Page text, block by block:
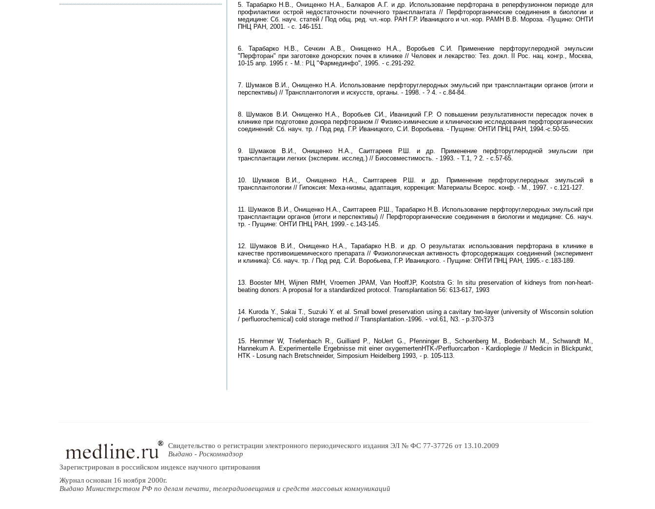
5. Тарабарко Н.В., Онищенко Н.А., Балкаров А.Г. и др. Использование перфторана в реперфузионном периоде для
профилактики острой недостаточности почечного трансплантата // Перфторорганические соединения в биологии и
медицине: Сб. науч. статей / Под общ. ред. чл.-кор. РАН Г.Р. Иваницкого и чл.-кор. РАМН В.В. Мороза. -Пущино: ОНТИ
ПНЦ РАН, 2001. - с. 146-151.
6. Тарабарко Н.В., Сечкин А.В., Онищенко Н.А., Воробьев С.И. Применение перфторуглеродной эмульсии
"Перфторан" при заготовке донорских почек в клинике // Человек и лекарство: Тез. докл. II Рос. нац. конгр., Москва,
10-15 апр. 1995 г. - М.: РЦ "Фармединфо", 1995. - с.291-292.
7. Шумаков В.И., Онищенко Н.А. Использование перфторуглеродных эмульсий при трансплантации органов (итоги и
перспективы) // Трансплантология и искусств, органы. - 1998. - ? 4. - с.84-84.
8. Шумаков В.И. Онищенко Н.А., Воробьев СИ., Иваницкий Г.Р. О повышении результативности пересадок почек в
клинике при подготовке донора перфтораном // Физико-химические и клинические исследования перфторорганических
соединений: Сб. науч. тр. / Под ред. Г.Р. Иваницкого, С.И. Воробьева. - Пущине: ОНТИ ПНЦ РАН, 1994.-с.50-55.
9. Шумаков В.И., Онищенко Н.А., Саитгареев Р.Ш. и др. Применение перфторуглеродной эмульсии при
трансплантации легких (эксперим. исслед.) // Биосовместимость. - 1993. - Т.1, ? 2. - с.57-65.
10. Шумаков В.И., Онищенко Н.А., Саитгареев Р.Ш. и др. Применение перфторуглеродных эмульсий в
трансплантологии // Гипоксия: Меха-низмы, адаптация, коррекция: Материалы Всерос. конф. - М., 1997. - с.121-127.
11. Шумаков В.И., Онищенко Н.А., Саитгареев Р.Ш., Тарабарко Н.В. Использование перфторуглеродных эмульсий при
трансплантации органов (итоги и перспективы) // Перфторорганические соединения в биологии и медицине: Сб. науч.
тр. - Пущине: ОНТИ ПНЦ РАН, 1999.- с.143-145.
12. Шумаков В.И., Онищенко Н.А., Тарабарко Н.В. и др. О результатах использования перфторана в клинике в
качестве противоишемического препарата // Физиологическая активность фторсодержащих соединений (эксперимент
и клиника): Сб. науч. тр. / Под ред. С.И. Воробьева, Г.Р. Иваницкого. - Пущине: ОНТИ ПНЦ РАН, 1995.- с.183-189.
13. Booster MH, Wijnen RMH, Vroemen JPAM, Van HooffJP, Kootstra G: In situ preservation of kidneys from non-heart-
beating donors: A proposal for a standardized protocol. Transplantation 56: 613-617, 1993
14. Kuroda Y., Sakai T., Suzuki Y. et al. Small bowel preservation using a cavitary two-layer (university of Wisconsin solution
/ perfluorochemical) cold storage method // Transplantation.-1996. - vol.61, N3. - р.370-373
15. Hemmer W, Triefenbach R., Guilliard P., NoUert G., Pfenninger B., Schoenberg M., Bodenbach M., Schwandt M.,
Hannekum A. Experimentelle Ergebnisse mit einer oxygemertenHTK-/Perfluorcarbon - Kardioplegie // Medicin in Blickpunkt,
HTK - Losung nach Bretschneider, Simposium Heidelberg 1993, - p. 105-113.
Свидетельство о регистрации электронного периодического издания ЭЛ № ФС 77-37726 от 13.10.2009
Выдано - Роскомнадзор
Зарегистрирован в российском индексе научного цитирования
Журнал основан 16 ноября 2000г.
Выдано Министерством РФ по делам печати, телерадиовещания и средств массовых коммуникаций